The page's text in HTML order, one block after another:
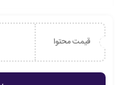
قیمت محتوا